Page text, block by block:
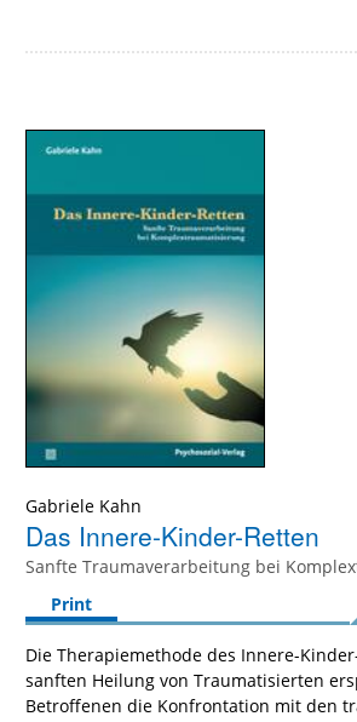
Gabriele Kahn
Das Innere-Kinder-Retten
Sanfte Traumaverarbeitung bei
Print
Die Therapiemethode des Innere-
sanften Heilung von Traumatisierten
Betroffenen die Konfrontation mit den